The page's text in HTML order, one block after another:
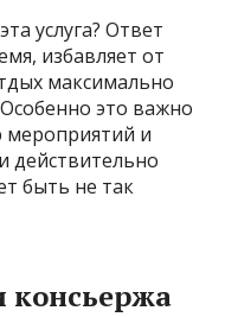
услуга? Ответ
избавляет от
максимально
это важно
мероприятий и
действительно
быть не так